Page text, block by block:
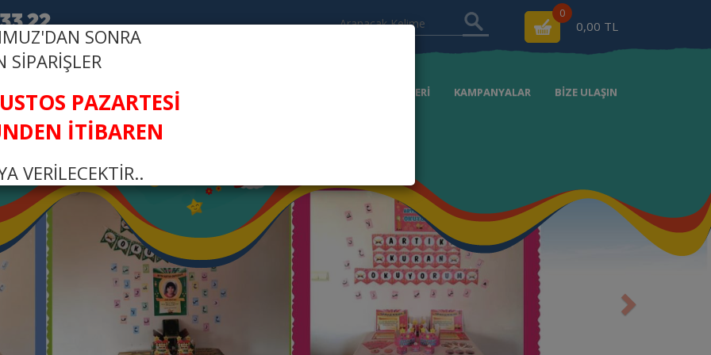
0
0,00 TL
FIRSAT ÜRÜNLERİ KAMPANYALAR BİZE ULAŞIN
SONRA
SİPARİŞLER
PAZARTESİ
İTİBAREN
VERİLECEKTİR..